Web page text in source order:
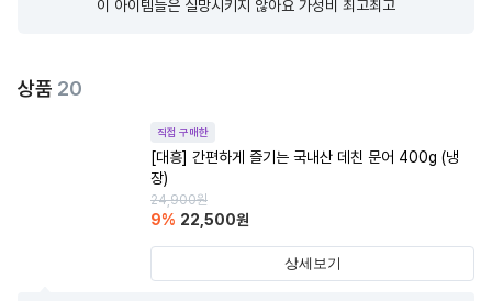
이 아이템들은 실망시키지 않아요 가성비 최고최고
상품 20
직접 구매한
[대흥] 간편하게 즐기는 국내산 데친 문어 400g (냉
장)
24,900원
9% 22,500원
상세보기